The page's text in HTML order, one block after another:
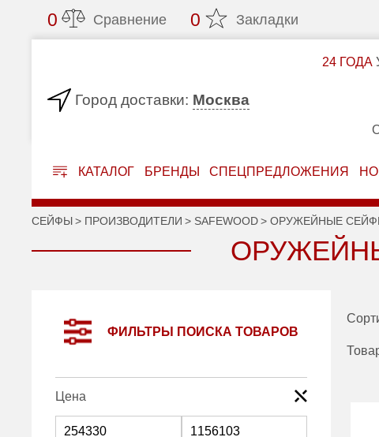
0 Сравнение 0 Закладки
Город доставки: Москва
24 ГОДА
КАТАЛОГ БРЕНДЫ СПЕЦПРЕДЛОЖЕНИЯ
СЕЙФЫ ПРОИЗВОДИТЕЛИ SAFEWOOD ОРУЖЕЙНЫЕ
ФИЛЬТРЫ ПОИСКА ТОВАРОВ
Цена